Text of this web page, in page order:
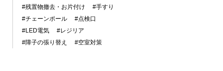
#残置物撤去・お片付け
#手すり
#チェーンポール
#点検口
#LED電気
#レジリア
#障子の張り替え
#空室対策